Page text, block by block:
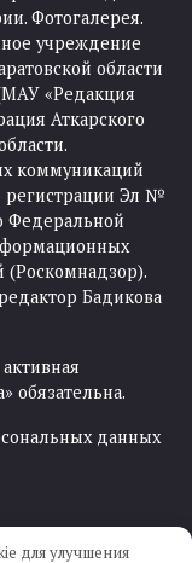
Фотогалерея.
учреждение
области
«Редакция
Аткарского
коммуникаций
регистрации Эл №
Федеральной
(Роскомнадзор).
Бадикова
обязательна.
данных
для улучшения